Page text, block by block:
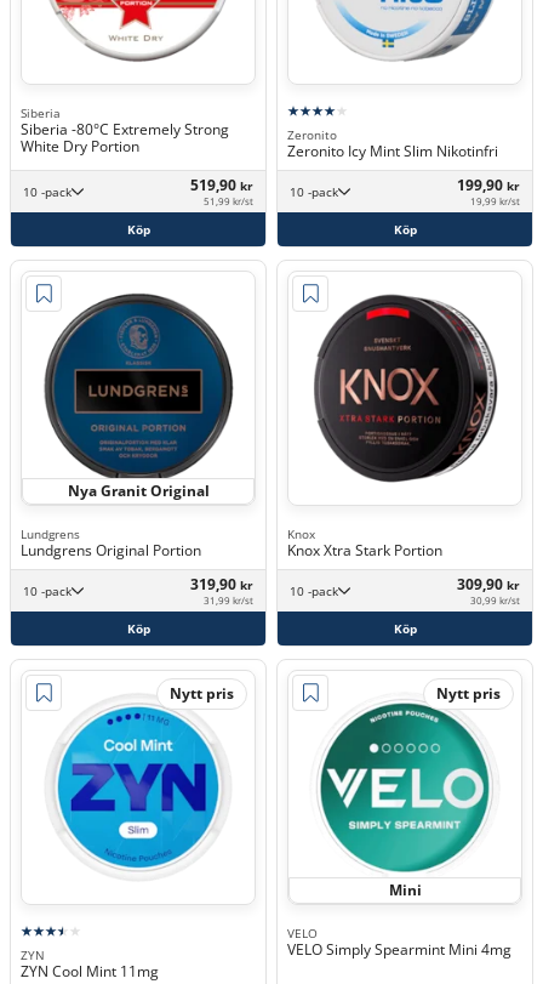
Siberia
Siberia -80°C Extremely Strong
White Dry Portion
10 -pack 519,90 kr
51,99 kr/st
Köp
Zeronito
Zeronito Icy Mint Slim Nikotinfri
10 -pack 199,90 kr
19,99 kr/st
Köp
Nya Granit Original
Lundgrens
Lundgrens Original Portion
10 -pack 319,90 kr
31,99 kr/st
Köp
Knox
Knox Xtra Stark Portion
10 -pack 309,90 kr
30,99 kr/st
Köp
Nytt pris
ZYN
ZYN Cool Mint 11mg
Nytt pris
Mini
VELO
VELO Simply Spearmint Mini 4mg